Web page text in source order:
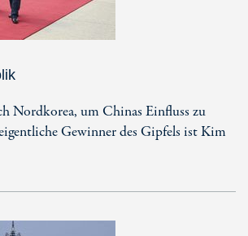
Nordkorea, um Chinas Einfluss zu
Gewinner des Gipfels ist Kim